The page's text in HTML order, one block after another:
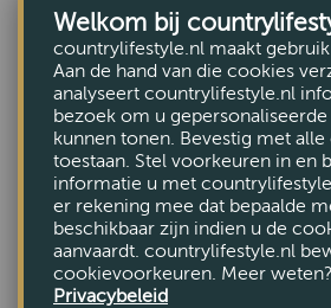
Welkom bij
countrylifestyle.nl maakt gebruik
Aan de hand van die cookies
analyseert countrylifestyle.nl
bezoek om u
kunnen tonen. Bevestig met
toestaan. Stel voorkeuren in en
informatie u met
er rekening mee dat bepaalde
beschikbaar zijn indien u de
aanvaardt. countrylifestyle.nl
cookievoorkeuren. Meer
Privacybeleid